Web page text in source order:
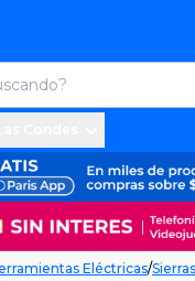
Eléctricas/Sierras